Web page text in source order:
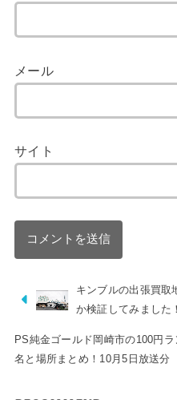
メール
サイト
キンブルの出張買取
か検証してみました！
PS純金ゴールド岡崎市の100円
名と場所まとめ！10月5日放送分